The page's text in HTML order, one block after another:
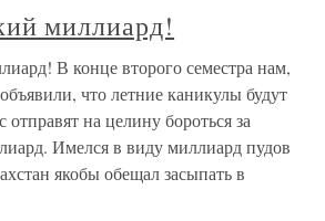
миллиард!
В конце второго семестра нам,
что летние каникулы будут
на целину бороться за
Имелся в виду миллиард пудов
якобы обещал засыпать в